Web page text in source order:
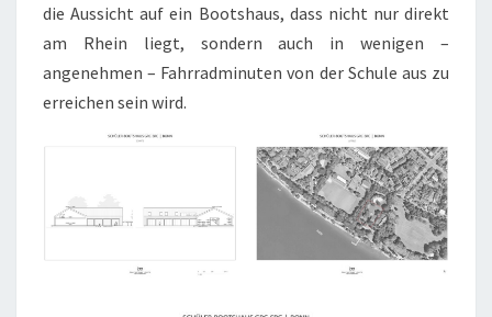
die Aussicht auf ein Bootshaus, dass nicht nur direkt
am Rhein liegt, sondern auch in wenigen –
angenehmen – Fahrradminuten von der Schule aus zu
erreichen sein wird.